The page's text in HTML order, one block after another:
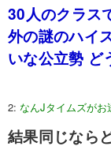
30人のクラス
外の謎のハイ
いな公立勢 ど
2: なんJタイムズがお
結果同じなら